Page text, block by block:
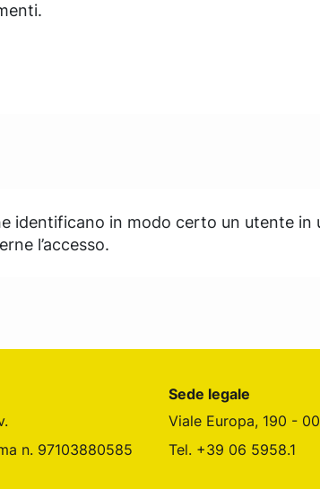
identificano in modo certo un utente in
l’accesso.
n. 97103880585
Sede legale
Viale Europa, 190 -
Tel. +39 06 5958.1